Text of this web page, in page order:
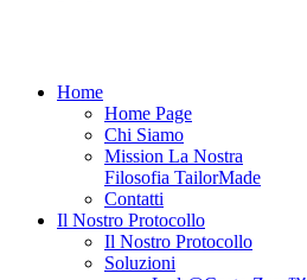
Home
Home Page
Chi Siamo
Mission La Nostra
Filosofia TailorMade
Contatti
Il Nostro Protocollo
Il Nostro Protocollo
Soluzioni